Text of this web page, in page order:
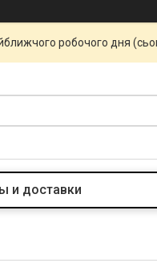
робочого дня
и доставки